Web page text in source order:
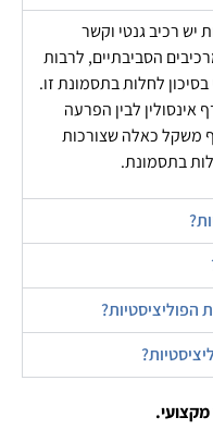
יש רכיב גנטי וקשר
הסביבתיים, לרבות
לחלות בתסמונת זו.
אינסולין לבין הפרעה
משקל כאלה שצורכות
בתסמונת.